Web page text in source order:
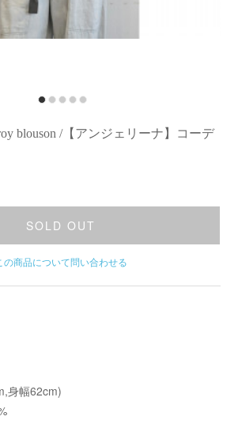
blouson /【アンジェリーナ】コーデ
SOLD OUT
の商品について問い合わせる
身幅62cm)